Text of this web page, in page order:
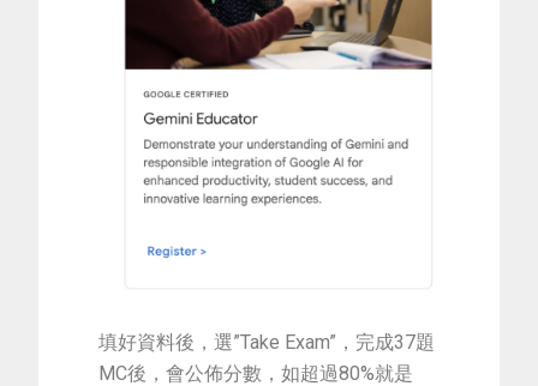
填好資料後，選”Take Exam”，完成37題
MC後，會公佈分數，如超過80%就是